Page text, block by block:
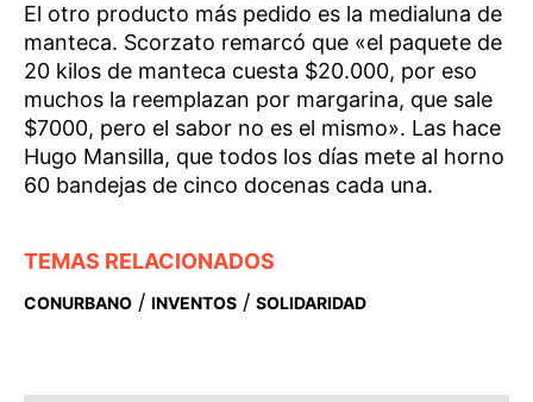
El otro producto más pedido es la medialuna de
manteca. Scorzato remarcó que «el paquete de
20 kilos de manteca cuesta $20.000, por eso
muchos la reemplazan por margarina, que sale
$7000, pero el sabor no es el mismo». Las hace
Hugo Mansilla, que todos los días mete al horno
60 bandejas de cinco docenas cada una.
TEMAS RELACIONADOS
CONURBANO / INVENTOS / SOLIDARIDAD